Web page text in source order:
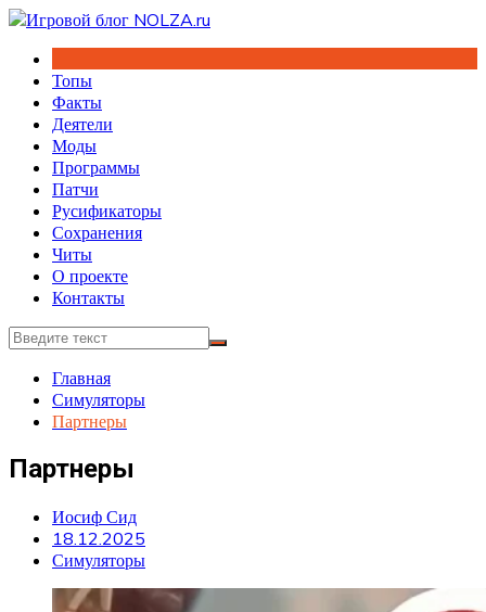
Перейти
содержимому
Топы
Факты
Деятели
Моды
Программы
Патчи
Русификаторы
Сохранения
Читы
О проекте
Контакты
Главная
Симуляторы
Партнеры
Партнеры
Иосиф Сид
18.12.2025
Симуляторы